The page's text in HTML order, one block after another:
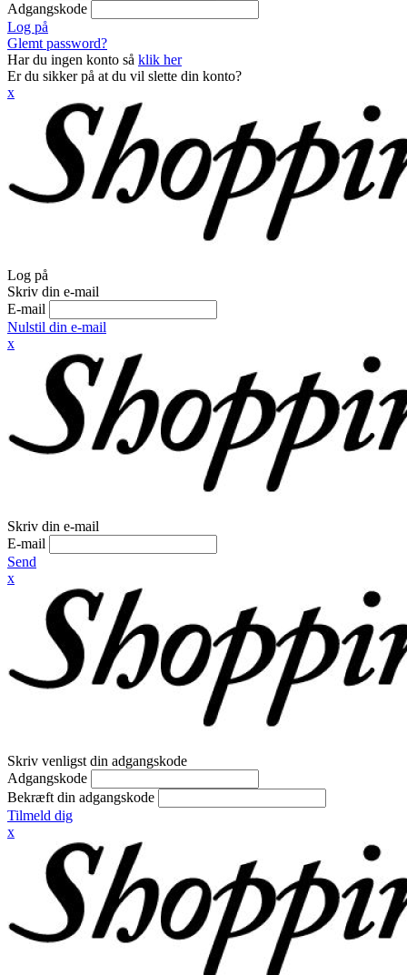
Adgangskode
Log på
Glemt password?
Har du ingen konto så klik her
Er du sikker på at du vil slette din konto?
x
Log på
Skriv din e-mail
E-mail
Nulstil din e-mail
x
Skriv din e-mail
E-mail
Send
x
Skriv venligst din adgangskode
Adgangskode
Bekræft din adgangskode
Tilmeld dig
x